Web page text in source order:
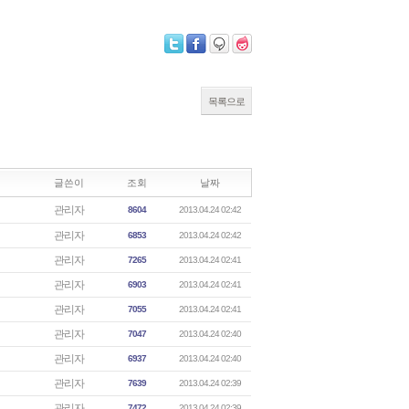
목록으로
글쓴이 조회 날짜
관리자 8604 2013.04.24 02:42
관리자 6853 2013.04.24 02:42
관리자 7265 2013.04.24 02:41
관리자 6903 2013.04.24 02:41
관리자 7055 2013.04.24 02:41
관리자 7047 2013.04.24 02:40
관리자 6937 2013.04.24 02:40
관리자 7639 2013.04.24 02:39